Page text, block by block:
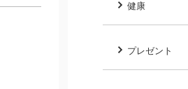
健康
プレゼント